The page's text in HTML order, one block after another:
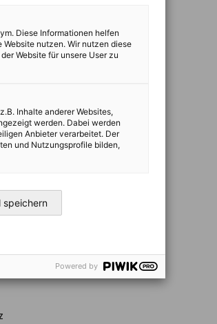
Diese Informationen helfen
nutzen. Wir nutzen diese
Website für unsere User zu
Inhalte anderer Websites,
werden. Dabei werden
Anbieter verarbeitet. Der
und Nutzungsprofile bilden,
speichern
Powered by